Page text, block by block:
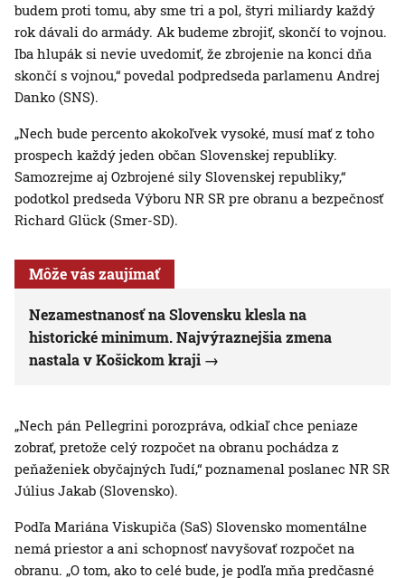
budem proti tomu, aby sme tri a pol, štyri miliardy každý
rok dávali do armády. Ak budeme zbrojiť, skončí to vojnou.
Iba hlupák si nevie uvedomiť, že zbrojenie na konci dňa
skončí s vojnou,“ povedal podpredseda parlamenu Andrej
Danko (SNS).
„Nech bude percento akokoľvek vysoké, musí mať z toho
prospech každý jeden občan Slovenskej republiky.
Samozrejme aj Ozbrojené sily Slovenskej republiky,“
podotkol predseda Výboru NR SR pre obranu a bezpečnosť
Richard Glück (Smer-SD).
Môže vás zaujímať
Nezamestnanosť na Slovensku klesla na
historické minimum. Najvýraznejšia zmena
nastala v Košickom kraji
„Nech pán Pellegrini porozpráva, odkiaľ chce peniaze
zobrať, pretože celý rozpočet na obranu pochádza z
peňaženiek obyčajných ľudí,“ poznamenal poslanec NR SR
Július Jakab (Slovensko).
Podľa Mariána Viskupiča (SaS) Slovensko momentálne
nemá priestor a ani schopnosť navyšovať rozpočet na
obranu. „O tom, ako to celé bude, je podľa mňa predčasné